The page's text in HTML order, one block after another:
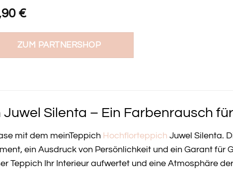
€
ZUM PARTNERSHOP
Silenta – Ein Farbenrausch
mit dem meinTeppich Hochflorteppich Juwel Silenta.
ein Ausdruck von Persönlichkeit und ein Garant für
Teppich Ihr Interieur aufwertet und eine Atmosphäre